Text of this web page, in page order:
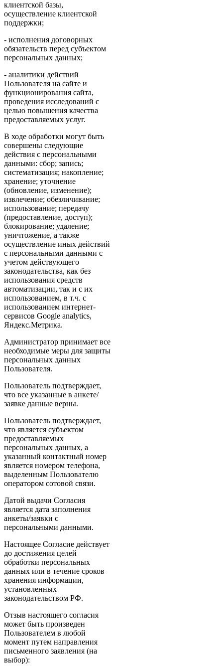
клиентской базы,
осуществление клиентской
поддержки;
- исполнения договорных
обязательств перед субъектом
персональных данных;
- аналитики действий
Пользователя на сайте и
функционирования сайта,
проведения исследований с
целью повышения качества
предоставляемых услуг.
В ходе обработки могут быть
совершены следующие
действия с персональными
данными: сбор; запись;
систематизация; накопление;
хранение; уточнение
(обновление, изменение);
извлечение; обезличивание;
использование; передачу
(предоставление, доступ);
блокирование; удаление;
уничтожение, а также
осуществление иных действий
с персональными данными с
учетом действующего
законодательства, как без
использования средств
автоматизации, так и с их
использованием, в т.ч. с
использованием интернет-
сервисов Google analytics,
Яндекс.Метрика.
Администратор принимает все
необходимые меры для защиты
персональных данных
Пользователя.
Пользователь подтверждает,
что все указанные в анкете/
заявке данные верны.
Пользователь подтверждает,
что является субъектом
предоставляемых
персональных данных, а
указанный контактный номер
является номером телефона,
выделенным Пользователю
оператором сотовой связи.
Датой выдачи Согласия
является дата заполнения
анкеты/заявки с
персональными данными.
Настоящее Согласие действует
до достижения целей
обработки персональных
данных или в течение сроков
хранения информации,
установленных
законодательством РФ.
Отзыв настоящего согласия
может быть произведен
Пользователем в любой
момент путем направления
письменного заявления (на
выбор):